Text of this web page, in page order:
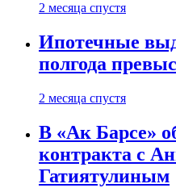
2 месяца спустя
Ипотечные
полгода
2 месяца спустя
В «Ак Барсе»
контракта с
Гатиятулиным